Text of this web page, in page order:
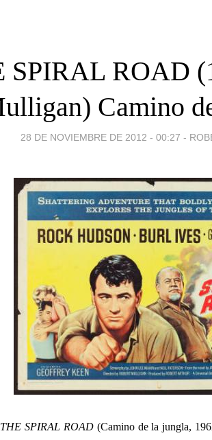
SPIRAL ROAD
Camino
28 DE NOVIEMBRE DE 2012 - 00:27 -
THE SPIRAL ROAD(Camino de la jungla,